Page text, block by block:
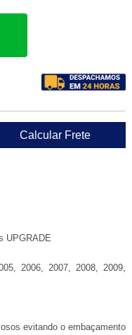
UPGRADE
2006, 2007, 2008, 2009,
evitando o embaçamento